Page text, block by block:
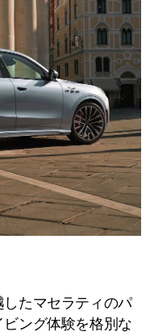
たマセラティのパ
ング体験を格別な